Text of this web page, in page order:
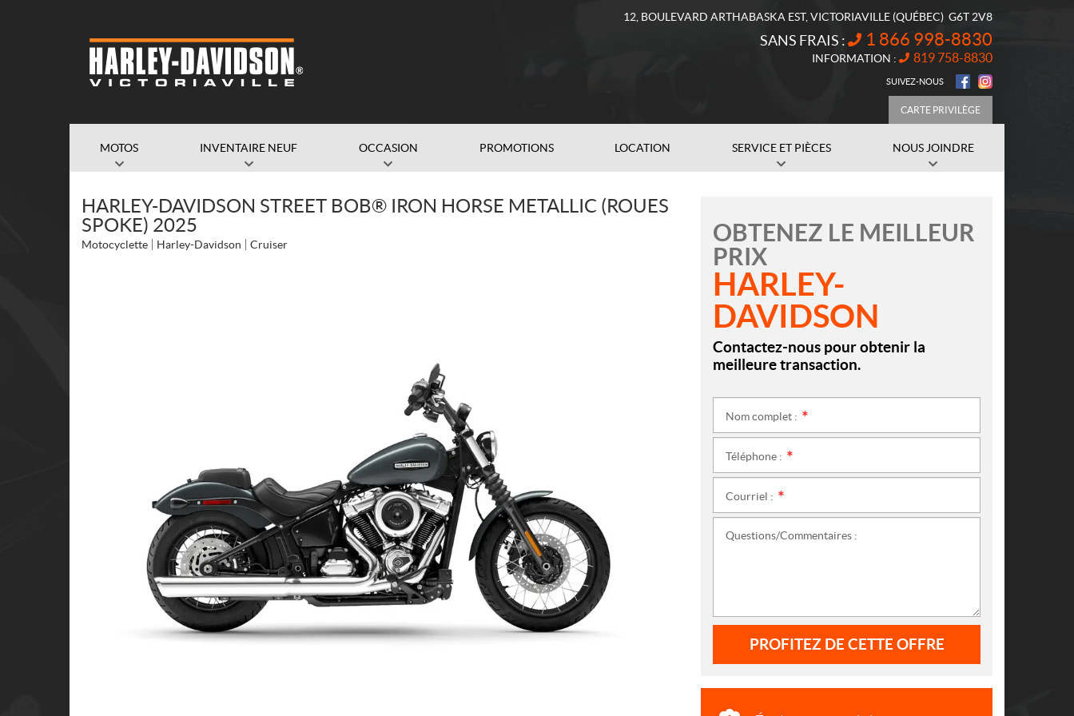
12, BOULEVARD ARTHABASKA EST, VICTORIAVILLE (QUÉBEC) G6T 2V8
SANS FRAIS : 1 866 998-8830
INFORMATION : 819 758-8830
SUIVEZ-NOUS
CARTE PRIVILÈGE
MOTOS INVENTAIRE NEUF OCCASION PROMOTIONS LOCATION SERVICE ET PIÈCES NOUS JOINDRE
HARLEY-DAVIDSON STREET BOB® IRON HORSE METALLIC (ROUES
SPOKE) 2025
Motocyclette Harley-Davidson Cruiser
OBTENEZ LE MEILLEUR
PRIX
HARLEY-
DAVIDSON
Contactez-nous pour obtenir la
meilleure transaction.
Nom complet :
Téléphone :
Courriel :
Questions/Commentaires :
PROFITEZ DE CETTE OFFRE